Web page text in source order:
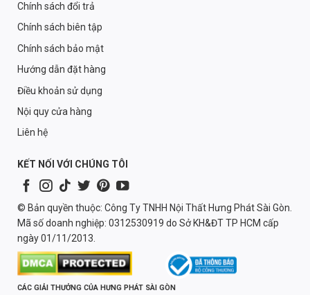
Chính sách đổi trả
Chính sách biên tập
Chính sách bảo mật
Hướng dẫn đặt hàng
Điều khoản sử dụng
Nội quy cửa hàng
Liên hệ
KẾT NỐI VỚI CHÚNG TÔI
© Bản quyền thuộc: Công Ty TNHH Nội Thất Hưng Phát Sài Gòn.
Mã số doanh nghiệp: 0312530919 do Sở KH&ĐT TP HCM cấp
ngày 01/11/2013.
CÁC GIẢI THƯỞNG CỦA HƯNG PHÁT SÀI GÒN